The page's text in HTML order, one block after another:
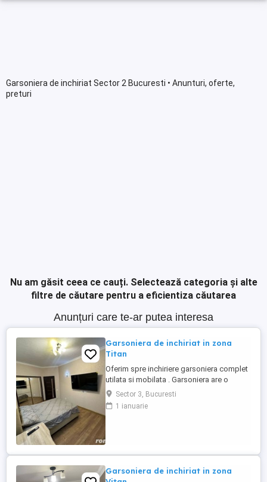
Garsoniera de inchiriat Sector 2 Bucuresti • Anunturi, oferte,
preturi
Nu am găsit ceea ce cauți. Selectează categoria și alte
filtre de căutare pentru a eficientiza căutarea
Anunțuri care te-ar putea interesa
Garsoniera de inchiriat in zona
Titan
Oferim spre inchiriere garsoniera complet
utilata si mobilata . Garsoniera are o
suprafata de 43mp situata la etajul 4
situata in sectorul 3 Titan in apropiere de
Scoala Gimnaziala Nr. 195. Garsoniera
Sector 3, Bucuresti
1 ianuarie
Garsoniera de inchiriat in zona